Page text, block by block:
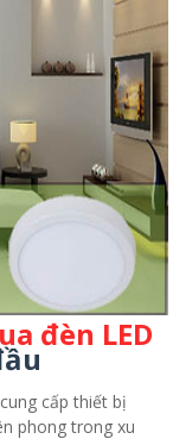
đèn LED
cấp thiết bị
phong trong xu